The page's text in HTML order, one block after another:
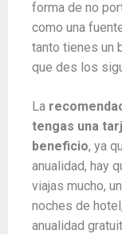
forma de no
como una
tanto tienes un
que des los
La
tengas una
beneficio, ya
anualidad, hay
viajas mucho,
noches de
anualidad